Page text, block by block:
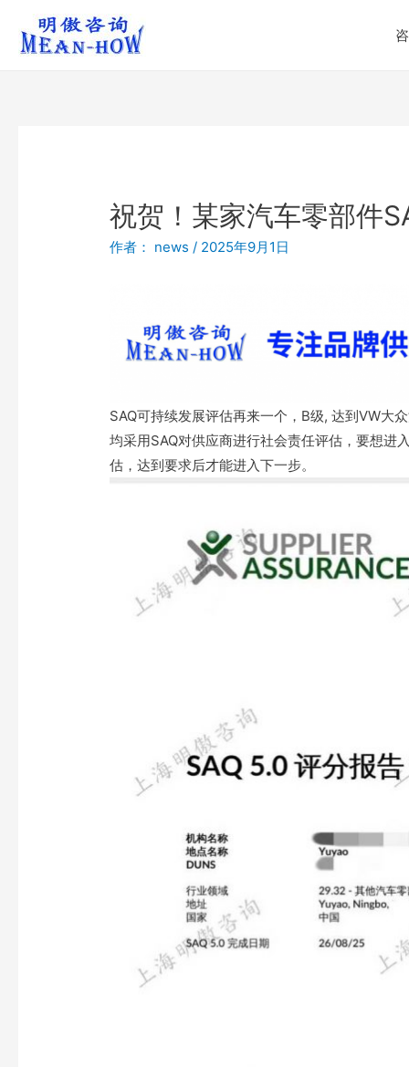
祝贺！某家汽车零部件
作者： news / 2025年9月1日
SAQ可持续发展评估再来一个，B级, 达到VW大
均采用SAQ对供应商进行社会责任评估，要想进
估，达到要求后才能进入下一步。